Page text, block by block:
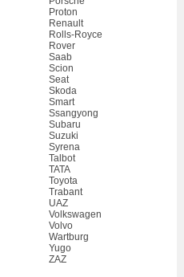
Proton
Renault
Rolls-Royce
Rover
Saab
Scion
Seat
Skoda
Smart
Ssangyong
Subaru
Suzuki
Syrena
Talbot
TATA
Toyota
Trabant
UAZ
Volkswagen
Volvo
Wartburg
Yugo
ZAZ